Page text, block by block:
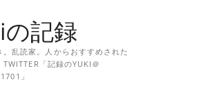
記録
。乱読家。人からおすすめされた
TWITTER「記録のYUKI＠
」